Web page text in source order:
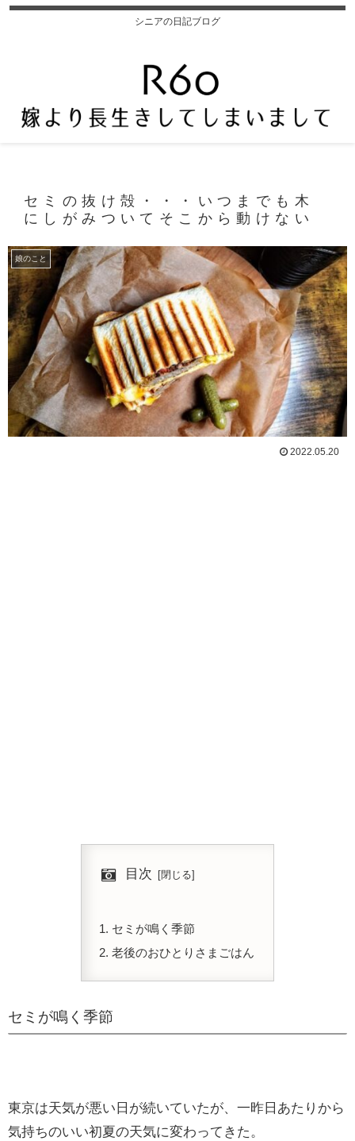
シニアの日記ブログ
セミの抜け殻・・・いつまでも木
にしがみついてそこから動けない
娘のこと
2022.05.20
目次
セミが鳴く季節
老後のおひとりさまごはん
セミが鳴く季節
東京は天気が悪い日が続いていたが、一昨日あたりから
気持ちのいい初夏の天気に変わってきた。